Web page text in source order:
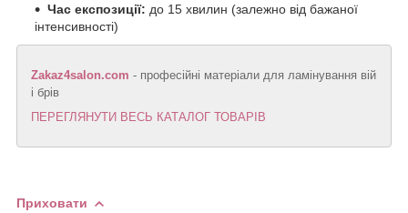
Час експозиції: до 15 хвилин (залежно від бажаної
інтенсивності)
Zakaz4salon.com - професійні матеріали для ламінування вій
і брів
ПЕРЕГЛЯНУТИ ВЕСЬ КАТАЛОГ ТОВАРІВ
Приховати